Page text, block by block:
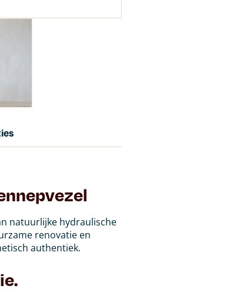
natuurlijke hydraulische
renovatie en
authentiek.